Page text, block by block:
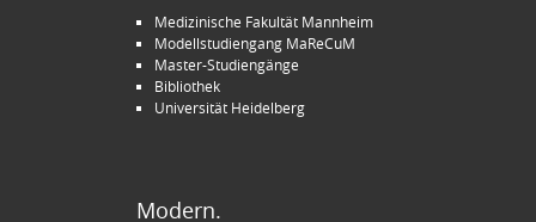
Medizinische Fakultät Mannheim
Modellstudiengang MaReCuM
Master-Studiengänge
Bibliothek
Universität Heidelberg
Modern.